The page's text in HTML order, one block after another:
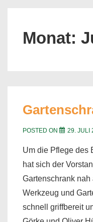
Monat:
POSTED ON 29. JULI
Um die Pflege des
hat sich der
Gartenschrank nah
Werkzeug und
schnell griffbereit